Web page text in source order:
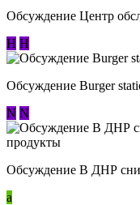
Обсуждение Центр
Н Н
Обсуждение Burger
N N
Обсуждение В ДНР
a